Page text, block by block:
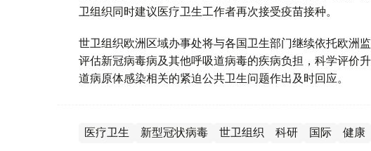
卫组织同时建议医疗卫生工作者再次接受疫苗接种。
世卫组织欧洲区域办事处将与各国卫生部门继续依托欧洲
评估新冠病毒病及其他呼吸道病毒的疾病负担，科学评价
道病原体感染相关的紧迫公共卫生问题作出及时回应。
医疗卫生 新型冠状病毒 世卫组织 科研 国际 健康